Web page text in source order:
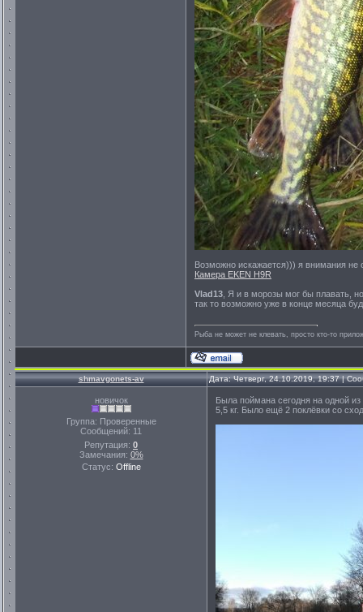
Возможно искажается))) я внимания не
Камера EKEN H9R
Vlad13 , Я и в морозы мог бы плавать,
так то возможно уже в конце месяца
Рыба не может не клевать, просто кто-то
shmavgonets-av Дата: Четверг, 24.10.2019, 19:37 |
новичок
Группа: Проверенные
Сообщений: 11
Репутация: 0
Замечания: 0%
Статус: Offline
Была поймана сегодня на одной из
5,5 кг. Было ещё 2 поклёвки со